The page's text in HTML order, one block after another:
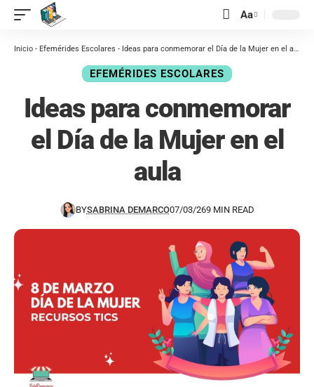
contenido Aa
Inicio - Efemérides Escolares - Ideas para conmemorar el Día de la Mujer en el aula
EFEMÉRIDES ESCOLARES
Ideas para conmemorar
el Día de la Mujer en el
aula
BYSABRINA DEMARCO07/03/269 MIN READ